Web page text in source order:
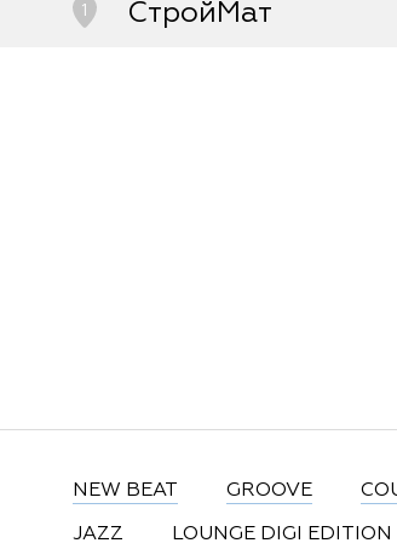
1 СтройМат
NEW BEAT GROOVE
JAZZ LOUNGE DIGI EDITION